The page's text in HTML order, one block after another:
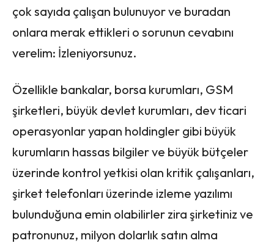
çok sayıda çalışan bulunuyor ve buradan
onlara merak ettikleri o sorunun cevabını
verelim: İzleniyorsunuz.
Özellikle bankalar, borsa kurumları, GSM
şirketleri, büyük devlet kurumları, dev ticari
operasyonlar yapan holdingler gibi büyük
kurumların hassas bilgiler ve büyük bütçeler
üzerinde kontrol yetkisi olan kritik çalışanları,
şirket telefonları üzerinde izleme yazılımı
bulunduğuna emin olabilirler zira şirketiniz ve
patronunuz, milyon dolarlık satın alma